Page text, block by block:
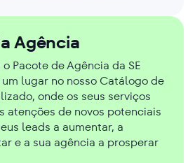
Agência
Pacote de Agência da SE
lugar no nosso Catálogo de
onde os seus serviços
atenções de novos potenciais
leads a aumentar, a
e a sua agência a prosperar